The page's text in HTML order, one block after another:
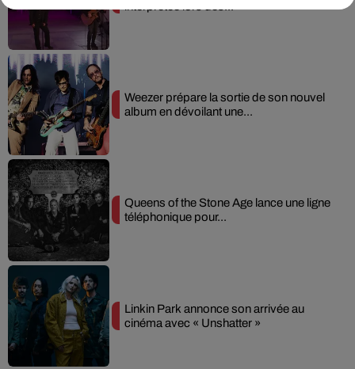
Weezer prépare la sortie de son nouvel
album en dévoilant une...
Queens of the Stone Age lance une ligne
téléphonique pour...
Linkin Park annonce son arrivée au
cinéma avec « Unshatter »